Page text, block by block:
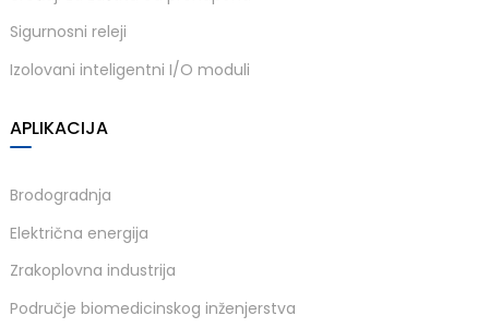
Sigurnosni releji
Izolovani inteligentni I/O moduli
APLIKACIJA
Brodogradnja
Električna energija
Zrakoplovna industrija
Područje biomedicinskog inženjerstva